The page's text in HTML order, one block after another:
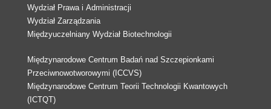
Wydział Prawa i Administracji
Wydział Zarządzania
Międzyuczelniany Wydział Biotechnologii
Międzynarodowe Centrum Badań nad Szczepionkami
Przeciwnowotworowymi (ICCVS)
Międzynarodowe Centrum Teorii Technologii Kwantowych
(ICTQT)